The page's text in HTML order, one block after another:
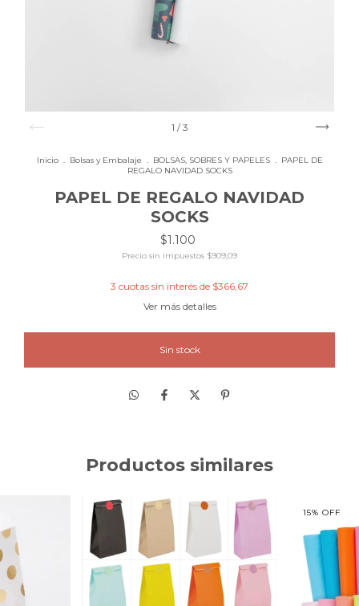
1 /3
Inicio . Bolsas y Embalaje . BOLSAS, SOBRES Y PAPELES . PAPEL DE
REGALO NAVIDAD SOCKS
PAPEL DE REGALO NAVIDAD
SOCKS
$1.100
Precio sin impuestos $909,09
3 cuotas sin interés de $366,67
Ver más detalles
Productos similares
15%OFF